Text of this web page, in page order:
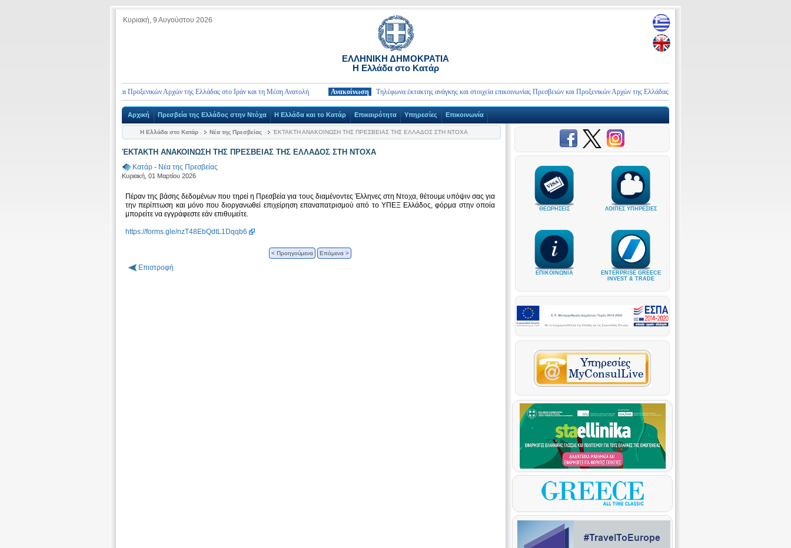
Κυριακή, 9 Αυγούστου 2026
ΕΛΛΗΝΙΚΗ ΔΗΜΟΚΡΑΤΙΑ
Η Ελλάδα στο Κατάρ
επικοινωνίας Πρεσβειών και Προξενικών Αρχών της Ελλάδας στο Ιράν και τη Μέση Ανατολή Ανακοίνωση Τηλέφωνα έκτακτης ανάγκης και στοιχεία επικοινωνίας Πρεσβειών και Προξενικών Αρχών της Ελλάδας στο Ιράν και τη Μέση Ανατολή
Αρχική Πρεσβεία της Ελλάδος στην Ντόχα Η Ελλάδα και το Κατάρ Επικαιρότητα Υπηρεσίες Επικοινωνία
Η Ελλάδα στο Κατάρ Νέα της Πρεσβείας ΈΚΤΑΚΤΗ ΑΝΑΚΟΙΝΩΣΗ ΤΗΣ ΠΡΕΣΒΕΙΑΣ ΤΗΣ ΕΛΛΑΔΟΣ ΣΤΗ ΝΤΟΧΑ
ΈΚΤΑΚΤΗ ΑΝΑΚΟΙΝΩΣΗ ΤΗΣ ΠΡΕΣΒΕΙΑΣ ΤΗΣ ΕΛΛΑΔΟΣ ΣΤΗ ΝΤΟΧΑ
Κατάρ - Νέα της Πρεσβείας
Κυριακή, 01 Μαρτίου 2026
Πέραν της βάσης δεδομένων που τηρεί η Πρεσβεία για τους διαμένοντες Έλληνες στη Ντοχα, θέτουμε υπόψιν σας για
την περίπτωση και μόνο που διοργανωθεί επιχείρηση επαναπατρισμού από το ΥΠΕΞ Ελλάδος, φόρμα στην οποία
μπορείτε να εγγράφεστε εάν επιθυμείτε.
https://forms.gle/nzT48EbQdtL1Dqqb6
< Προηγούμενα Επόμενα >
Επιστροφή
ΘΕΩΡΗΣΕΙΣ ΛΟΙΠΕΣ ΥΠΗΡΕΣΙΕΣ
ΕΠΙΚΟΙΝΩΝΙΑ
ENTERPRISE GREECE
INVEST & TRADE